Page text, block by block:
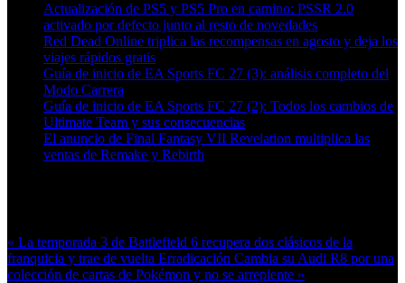
Actualización de PS5 y PS5 Pro en camino: PSSR 2.0
activado por defecto junto al resto de novedades
Red Dead Online triplica las recompensas en agosto y deja los
viajes rápidos gratis
Guía de inicio de EA Sports FC 27 (3): análisis completo del
Modo Carrera
Guía de inicio de EA Sports FC 27 (2): Todos los cambios de
Ultimate Team y sus consecuencias
El anuncio de Final Fantasy VII Revelation multiplica las
ventas de Remake y Rebirth
« La temporada 3 de Battlefield 6 recupera dos clásicos de la
franquicia y trae de vuelta Erradicación Cambia su Audi R8 por una
colección de cartas de Pokémon y no se arrepiente »